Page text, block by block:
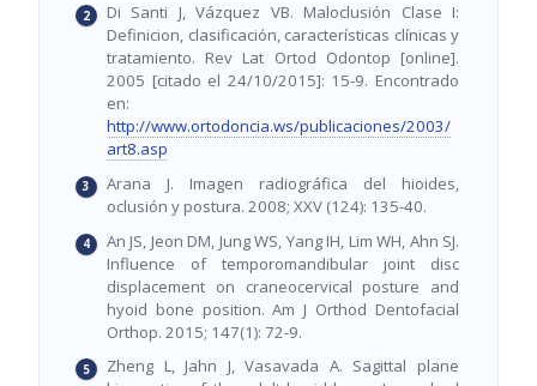
Di Santi J, Vázquez VB. Maloclusión Clase I:
Definicion, clasificación, características clínicas y
tratamiento. Rev Lat Ortod Odontop [online].
2005 [citado el 24/10/2015]: 15-9. Encontrado
en:
http://www.ortodoncia.ws/publicaciones/2003/
art8.asp
Arana J. Imagen radiográfica del hioides,
oclusión y postura. 2008; XXV (124): 135-40.
An JS, Jeon DM, Jung WS, Yang IH, Lim WH, Ahn SJ.
Influence of temporomandibular joint disc
displacement on craneocervical posture and
hyoid bone position. Am J Orthod Dentofacial
Orthop. 2015; 147(1): 72-9.
Zheng L, Jahn J, Vasavada A. Sagittal plane